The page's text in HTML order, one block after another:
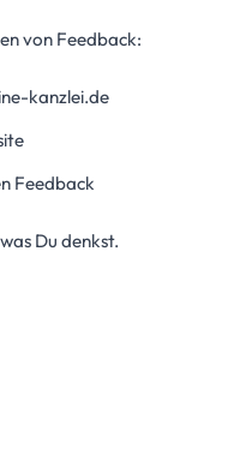
von Feedback:
kanzlei.de
Feedback
Du denkst.